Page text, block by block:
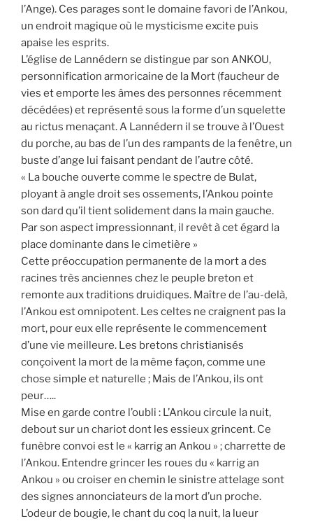
l’Ange). Ces parages sont le domaine favori de l’Ankou,
un endroit magique où le mysticisme excite puis
apaise les esprits.
L’église de Lannédern se distingue par son ANKOU,
personnification armoricaine de la Mort (faucheur de
vies et emporte les âmes des personnes récemment
décédées) et représenté sous la forme d’un squelette
au rictus menaçant. A Lannédern il se trouve à l’Ouest
du porche, au bas de l’un des rampants de la fenêtre, un
buste d’ange lui faisant pendant de l’autre côté.
« La bouche ouverte comme le spectre de Bulat,
ployant à angle droit ses ossements, l’Ankou pointe
son dard qu’il tient solidement dans la main gauche.
Par son aspect impressionnant, il revêt à cet égard la
place dominante dans le cimetière »
Cette préoccupation permanente de la mort a des
racines très anciennes chez le peuple breton et
remonte aux traditions druidiques. Maître de l’au-delà,
l’Ankou est omnipotent. Les celtes ne craignent pas la
mort, pour eux elle représente le commencement
d’une vie meilleure. Les bretons christianisés
conçoivent la mort de la même façon, comme une
chose simple et naturelle ; Mais de l’Ankou, ils ont
peur…..
Mise en garde contre l’oubli : L’Ankou circule la nuit,
debout sur un chariot dont les essieux grincent. Ce
funèbre convoi est le « karrig an Ankou » ; charrette de
l’Ankou. Entendre grincer les roues du « karrig an
Ankou » ou croiser en chemin le sinistre attelage sont
des signes annonciateurs de la mort d’un proche.
L’odeur de bougie, le chant du coq la nuit, la lueur